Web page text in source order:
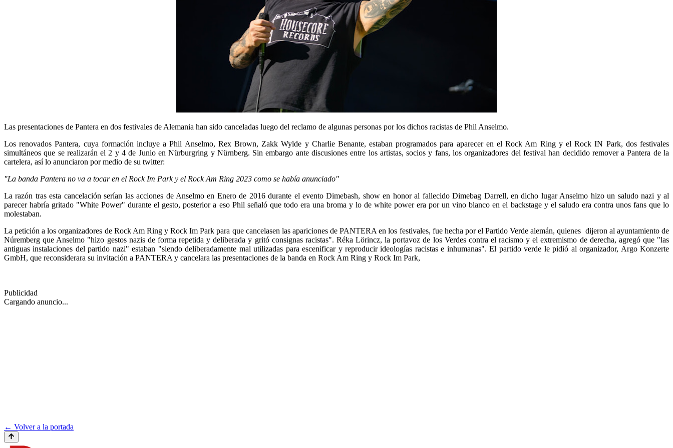
Las presentaciones de Pantera en dos festivales de Alemania han sido canceladas luego del reclamo de algunas personas por los dichos racistas de Phil Anselmo.
Los renovados Pantera, cuya formación incluye a Phil Anselmo, Rex Brown, Zakk Wylde y Charlie Benante, estaban programados para aparecer en el Rock Am Ring y el Rock IN Park, dos festivales
simultáneos que se realizarán el 2 y 4 de Junio en Nürburgring y Nürnberg. Sin embargo ante discusiones entre los artistas, socios y fans, los organizadores del festival han decidido remover a Pantera de la
cartelera, así lo anunciaron por medio de su twitter:
"La banda Pantera no va a tocar en el Rock Im Park y el Rock Am Ring 2023 como se había anunciado"
La razón tras esta cancelación serían las acciones de Anselmo en Enero de 2016 durante el evento Dimebash, show en honor al fallecido Dimebag Darrell, en dicho lugar Anselmo hizo un saludo nazi y al
parecer habría gritado "White Power" durante el gesto, posterior a eso Phil señaló que todo era una broma y lo de white power era por un vino blanco en el backstage y el saludo era contra unos fans que lo
molestaban.
La petición a los organizadores de Rock Am Ring y Rock Im Park para que cancelasen las apariciones de PANTERA en los festivales, fue hecha por el Partido Verde alemán, quienes dijeron al ayuntamiento de
Núremberg que Anselmo "hizo gestos nazis de forma repetida y deliberada y gritó consignas racistas". Réka Lörincz, la portavoz de los Verdes contra el racismo y el extremismo de derecha, agregó que "las
antiguas instalaciones del partido nazi" estaban "siendo deliberadamente mal utilizadas para escenificar y reproducir ideologías racistas e inhumanas". El partido verde le pidió al organizador, Argo Konzerte
GmbH, que reconsiderara su invitación a PANTERA y cancelara las presentaciones de la banda en Rock Am Ring y Rock Im Park,
Publicidad
Cargando anuncio...
← Volver a la portada